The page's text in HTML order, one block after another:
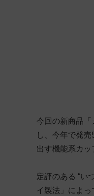
今回の新商品
し、今年で発
出す機能系カッ
定評のある “い
イ製法」によ